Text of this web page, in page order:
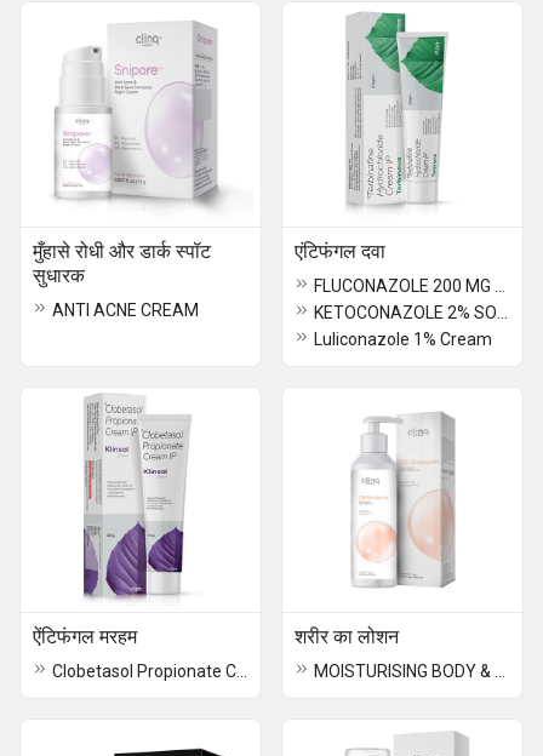
मुँहासे रोधी और डार्क स्पॉट
सुधारक
ANTI ACNE CREAM
एंटिफंगल दवा
Luliconazole 1% Cream
ऐंटिफंगल मरहम शरीर का लोशन